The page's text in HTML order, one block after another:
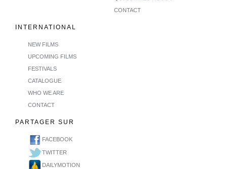
CONTACT
INTERNATIONAL
NEW FILMS
UPCOMING FILMS
FESTIVALS
CATALOGUE
WHO WE ARE
CONTACT
PARTAGER SUR
FACEBOOK
TWITTER
DAILYMOTION